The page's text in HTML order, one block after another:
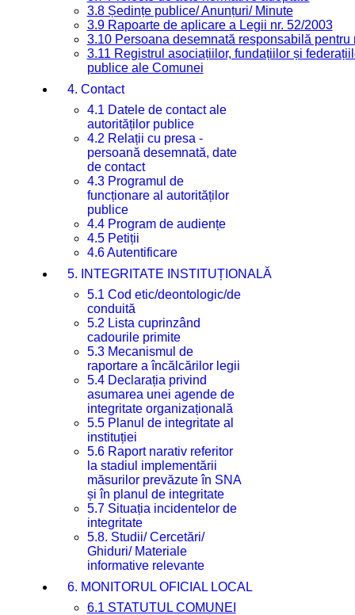
3.8 Ședințe publice/ Anunțuri/ Minute
3.9 Rapoarte de aplicare a Legii nr. 52/2003
3.10 Persoana desemnată responsabilă
3.11 Registrul asociațiilor, fundațiilor și
publice ale Comunei
4. Contact
4.1 Datele de contact ale
autorităților publice
4.2 Relații cu presa -
persoană desemnată, date
de contact
4.3 Programul de
funcționare al autorităților
publice
4.4 Program de audiențe
4.5 Petiții
4.6 Autentificare
5. INTEGRITATE INSTITUȚIONALĂ
5.1 Cod etic/deontologic/de
conduită
5.2 Lista cuprinzând
cadourile primite
5.3 Mecanismul de
raportare a încălcărilor legii
5.4 Declarația privind
asumarea unei agende de
integritate organizațională
5.5 Planul de integritate al
instituției
5.6 Raport narativ referitor
la stadiul implementării
măsurilor prevăzute în SNA
și în planul de integritate
5.7 Situația incidentelor de
integritate
5.8. Studii/ Cercetări/
Ghiduri/ Materiale
informative relevante
6. MONITORUL OFICIAL LOCAL
6.1 STATUTUL COMUNEI